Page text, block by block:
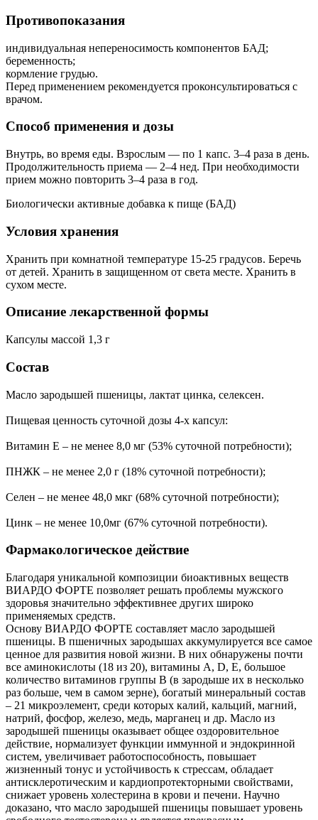
Противопоказания
индивидуальная непереносимость компонентов БАД;
беременность;
кормление грудью.
Перед применением рекомендуется проконсультироваться с
врачом.
Способ применения и дозы
Внутрь, во время еды. Взрослым — по 1 капс. 3–4 раза в день.
Продолжительность приема — 2–4 нед. При необходимости
прием можно повторить 3–4 раза в год.
Биологически активные добавка к пище (БАД)
Условия хранения
Хранить при комнатной температуре 15-25 градусов. Беречь
от детей. Хранить в защищенном от света месте. Хранить в
сухом месте.
Описание лекарственной формы
Капсулы массой 1,3 г
Состав
Масло зародышей пшеницы, лактат цинка, селексен.
Пищевая ценность суточной дозы 4-х капсул:
Витамин Е – не менее 8,0 мг (53% суточной потребности);
ПНЖК – не менее 2,0 г (18% суточной потребности);
Селен – не менее 48,0 мкг (68% суточной потребности);
Цинк – не менее 10,0мг (67% суточной потребности).
Фармакологическое действие
Благодаря уникальной композиции биоактивных веществ
ВИАРДО ФОРТЕ позволяет решать проблемы мужского
здоровья значительно эффективнее других широко
применяемых средств.
Основу ВИАРДО ФОРТЕ составляет масло зародышей
пшеницы. В пшеничных зародышах аккумулируется все самое
ценное для развития новой жизни. В них обнаружены почти
все аминокислоты (18 из 20), витамины А, D, Е, большое
количество витаминов группы В (в зародыше их в несколько
раз больше, чем в самом зерне), богатый минеральный состав
– 21 микроэлемент, среди которых калий, кальций, магний,
натрий, фосфор, железо, медь, марганец и др. Масло из
зародышей пшеницы оказывает общее оздоровительное
действие, нормализует функции иммунной и эндокринной
систем, увеличивает работоспособность, повышает
жизненный тонус и устойчивость к стрессам, обладает
антисклеротическим и кардиопротекторными свойствами,
снижает уровень холестерина в крови и печени. Научно
доказано, что масло зародышей пшеницы повышает уровень